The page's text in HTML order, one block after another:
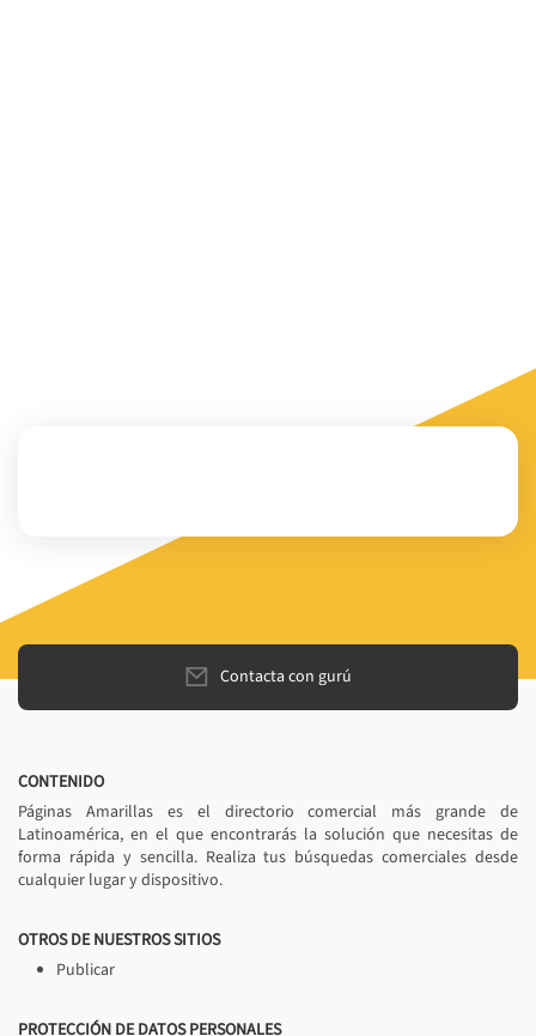
Contacta con gurú
CONTENIDO
Páginas Amarillas es el directorio comercial más grande de
Latinoamérica, en el que encontrarás la solución que necesitas de
forma rápida y sencilla. Realiza tus búsquedas comerciales desde
cualquier lugar y dispositivo.
OTROS DE NUESTROS SITIOS
Publicar
PROTECCIÓN DE DATOS PERSONALES